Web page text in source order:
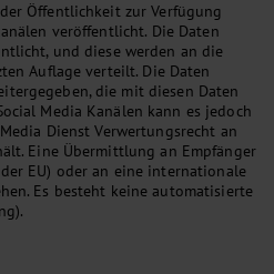
Öffentlichkeit zur Verfügung
veröffentlicht. Die Daten
und diese werden an die
Auflage verteilt. Die Daten
die mit diesen Daten
Media Kanälen kann es jedoch
Dienst Verwertungsrecht an
Eine Übermittlung an Empfänger
EU) oder an eine internationale
Es besteht keine automatisierte